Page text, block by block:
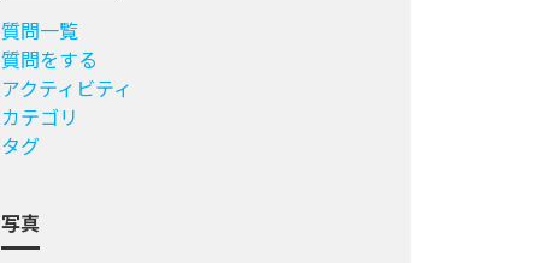
質問一覧
質問をする
アクティビティ
カテゴリ
タグ
写真